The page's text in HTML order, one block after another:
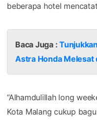
beberapa hotel
Baca Juga :
Astra Honda Melesat
“Alhamdulillah long
Kota Malang cukup